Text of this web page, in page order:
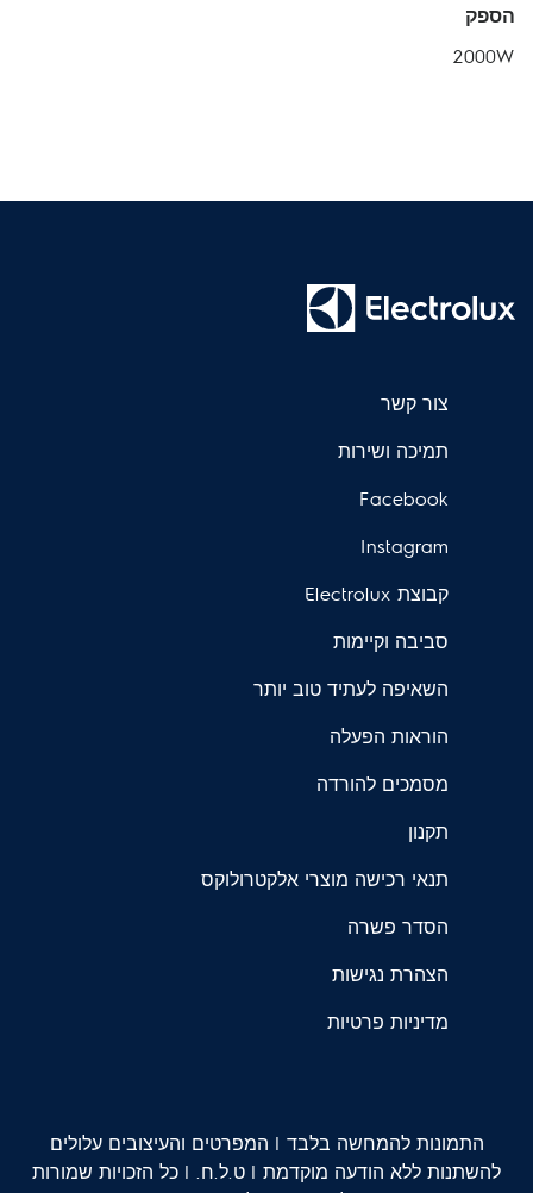
הספק
2000W
צור קשר
תמיכה ושירות
Facebook
Instagram
קבוצת Electrolux
סביבה וקיימות
השאיפה לעתיד טוב יותר
הוראות הפעלה
מסמכים להורדה
תקנון
תנאי רכישה מוצרי אלקטרולוקס
הסדר פשרה
הצהרת נגישות
מדיניות פרטיות
התמונות להמחשה בלבד | המפרטים והעיצובים עלולים
להשתנות ללא הודעה מוקדמת | ט.ל.ח. | כל הזכויות שמורות